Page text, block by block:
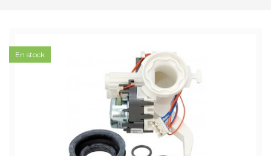
En stock